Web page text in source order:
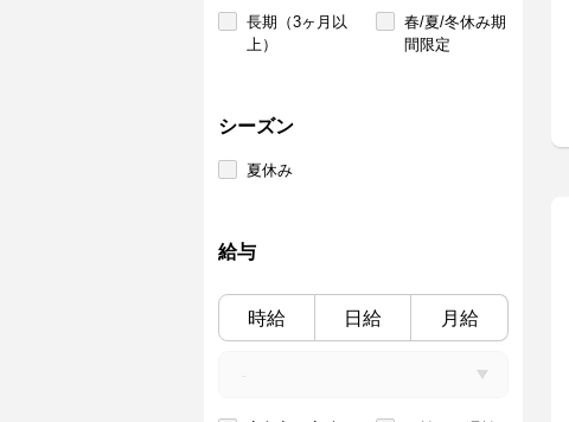
長期（3ヶ月以
上）
春/夏/冬休み期
間限定
シーズン
夏休み
給与
時給 日給 月給